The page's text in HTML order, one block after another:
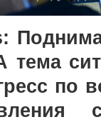
по